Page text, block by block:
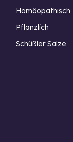
Homöopathisch
Pflanzlich
Schüßler Salze